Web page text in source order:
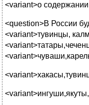
<variant>о
<question>В России
<variant>тувинцы,